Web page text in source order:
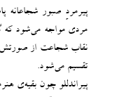
پیرمردِ صبور شجاعانه
مردی مواجه می‌‌شود که
نقاب شجاعت از صورتش
تقسیم می‌‌شود.
پیراندللو چون بقیه‌ی